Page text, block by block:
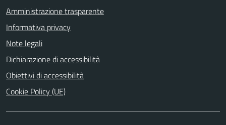
Amministrazione trasparente
Informativa privacy
Note legali
Dichiarazione di accessibilità
Obiettivi di accessibilità
Cookie Policy (UE)